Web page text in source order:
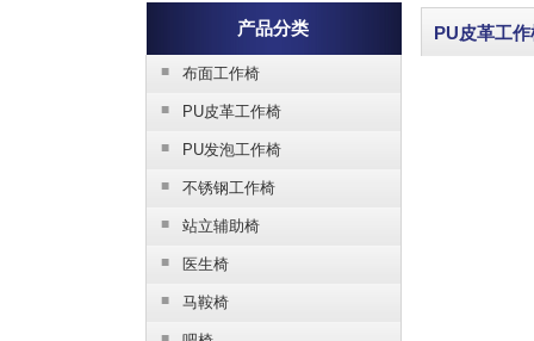
产品分类
■ 布面工作椅
■ PU皮革工作椅
■ PU发泡工作椅
■ 不锈钢工作椅
■ 站立辅助椅
■ 医生椅
■ 马鞍椅
PU皮革工作